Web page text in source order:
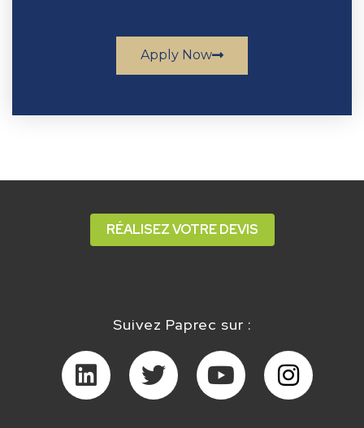
Apply Now
RÉALISEZ VOTRE DEVIS
Suivez Paprec sur :